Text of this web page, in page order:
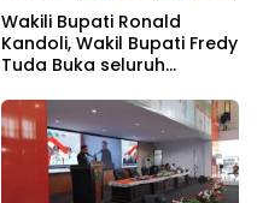
Wakili Bupati Ronald
Kandoli, Wakil Bupati Fredy
Tuda Buka seluruh
Meriahkan HUT RI ke 81